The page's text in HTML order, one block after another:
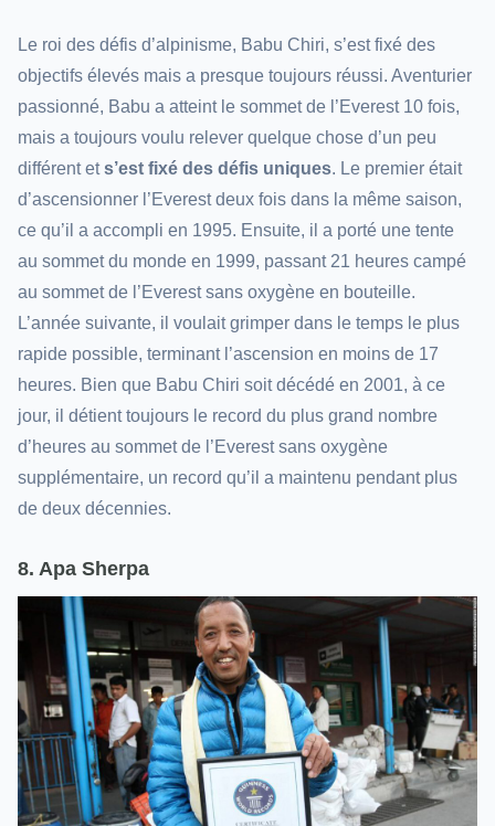
Le roi des défis d’alpinisme, Babu Chiri, s’est fixé des
objectifs élevés mais a presque toujours réussi. Aventurier
passionné, Babu a atteint le sommet de l’Everest 10 fois,
mais a toujours voulu relever quelque chose d’un peu
différent ets’est fixé des défis uniques. Le premier était
d’ascensionner l’Everest deux fois dans la même saison,
ce qu’il a accompli en 1995. Ensuite, il a porté une tente
au sommet du monde en 1999, passant 21 heures campé
au sommet de l’Everest sans oxygène en bouteille.
L’année suivante, il voulait grimper dans le temps le plus
rapide possible, terminant l’ascension en moins de 17
heures. Bien que Babu Chiri soit décédé en 2001, à ce
jour, il détient toujours le record du plus grand nombre
d’heures au sommet de l’Everest sans oxygène
supplémentaire, un record qu’il a maintenu pendant plus
de deux décennies.
8. Apa Sherpa